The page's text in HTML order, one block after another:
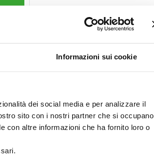
Informazioni sui cookie
dei social media e per analizzare il
sito con i nostri partner che si occupano
con altre informazioni che ha fornito loro o
〉 affittocasa.info